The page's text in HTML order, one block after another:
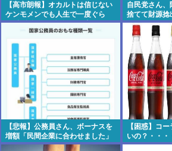
【高市朗報】オカルトは信じない
ケンモメンでも人生で一度ぐら
い"超自然的な体験"した事あるん
だろ？？
自民党さん、
捨てて財源
【悲報】公務員さん、ボーナスを
増額「民間企業に合わせました」
www
【困惑】コ
いの？・・・